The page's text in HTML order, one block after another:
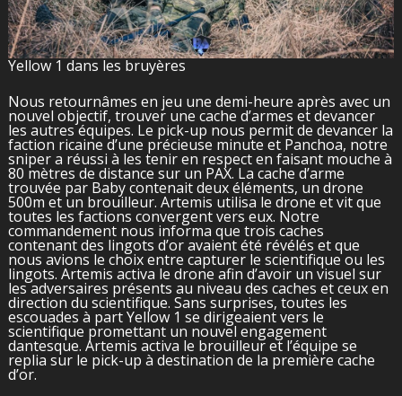
Yellow 1 dans les bruyères
Nous retournâmes en jeu une demi-heure après avec un
nouvel objectif, trouver une cache d’armes et devancer
les autres équipes. Le pick-up nous permit de devancer la
faction ricaine d’une précieuse minute et Panchoa, notre
sniper a réussi à les tenir en respect en faisant mouche à
80 mètres de distance sur un PAX. La cache d’arme
trouvée par Baby contenait deux éléments, un drone
500m et un brouilleur. Artemis utilisa le drone et vit que
toutes les factions convergent vers eux. Notre
commandement nous informa que trois caches
contenant des lingots d’or avaient été révélés et que
nous avions le choix entre capturer le scientifique ou les
lingots. Artemis activa le drone afin d’avoir un visuel sur
les adversaires présents au niveau des caches et ceux en
direction du scientifique. Sans surprises, toutes les
escouades à part Yellow 1 se dirigeaient vers le
scientifique promettant un nouvel engagement
dantesque. Artemis activa le brouilleur et l’équipe se
replia sur le pick-up à destination de la première cache
d’or.